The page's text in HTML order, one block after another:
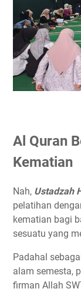
Al Quran
Kematian
Nah, Ustadzah
pelatihan
kematian bagi
sesuatu yang
Padahal
alam semesta,
firman Allah